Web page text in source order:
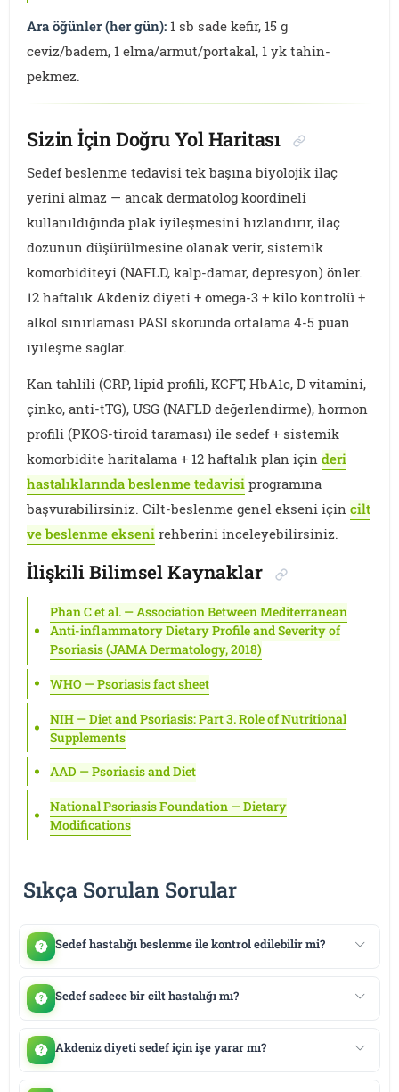
Ara öğünler (her gün): 1 sb sade kefir, 15 g
ceviz/badem, 1 elma/armut/portakal, 1 yk tahin-
pekmez.
Sizin İçin Doğru Yol Haritası
Sedef beslenme tedavisi tek başına biyolojik ilaç
yerini almaz — ancak dermatolog koordineli
kullanıldığında plak iyileşmesini hızlandırır, ilaç
dozunun düşürülmesine olanak verir, sistemik
komorbiditeyi (NAFLD, kalp-damar, depresyon) önler.
12 haftalık Akdeniz diyeti + omega-3 + kilo kontrolü +
alkol sınırlaması PASI skorunda ortalama 4-5 puan
iyileşme sağlar.
Kan tahlili (CRP, lipid profili, KCFT, HbA1c, D vitamini,
çinko, anti-tTG), USG (NAFLD değerlendirme), hormon
profili (PKOS-tiroid taraması) ile sedef + sistemik
komorbidite haritalama + 12 haftalık plan içinderi
hastalıklarında beslenme tedavisi programına
başvurabilirsiniz. Cilt-beslenme genel ekseni içincilt
ve beslenme ekseni rehberini inceleyebilirsiniz.
İlişkili Bilimsel Kaynaklar
Phan C et al. — Association Between Mediterranean
Anti-inflammatory Dietary Profile and Severity of
Psoriasis (JAMA Dermatology, 2018)
WHO — Psoriasis fact sheet
NIH — Diet and Psoriasis: Part 3. Role of Nutritional
Supplements
AAD — Psoriasis and Diet
National Psoriasis Foundation — Dietary
Modifications
Sıkça Sorulan Sorular
Sedef hastalığı beslenme ile kontrol edilebilir mi?
Sedef sadece bir cilt hastalığı mı?
Akdeniz diyeti sedef için işe yarar mı?